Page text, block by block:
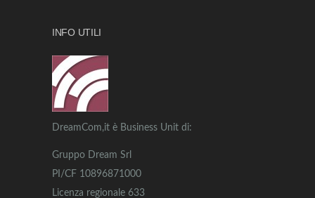
INFO UTILI
DreamCom,it è Business Unit di:
Gruppo Dream Srl
PI/CF 10896871000
Licenza regionale 633